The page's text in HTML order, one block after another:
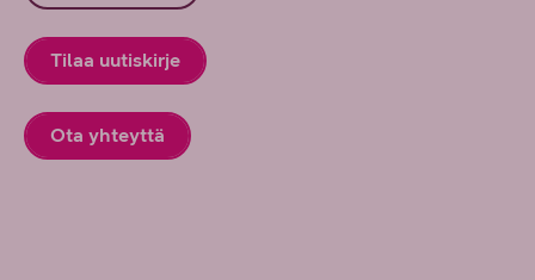
Tilaa uutiskirje
Ota yhteyttä